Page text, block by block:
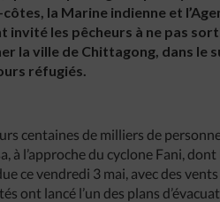
la Marine indienne et
les pêcheurs à ne pas
la ville de Chittagong, dans le
réfugiés.
centaines de milliers de
à l’approche du cyclone Fani,
ce vendredi 3 mai, avec des
ont lancé l’un des plans